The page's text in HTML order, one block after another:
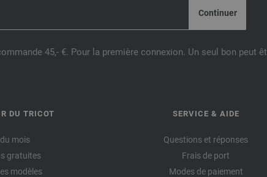
45,- €. Pour la première connexion. Un seul bon peut
DU TRICOT
mois
gratuites
modèles
SERVICE & AIDE
Questions et réponses
Frais de port
Modes de paiement